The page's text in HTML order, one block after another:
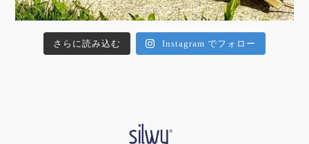
さらに読み込む Instagram でフォロー